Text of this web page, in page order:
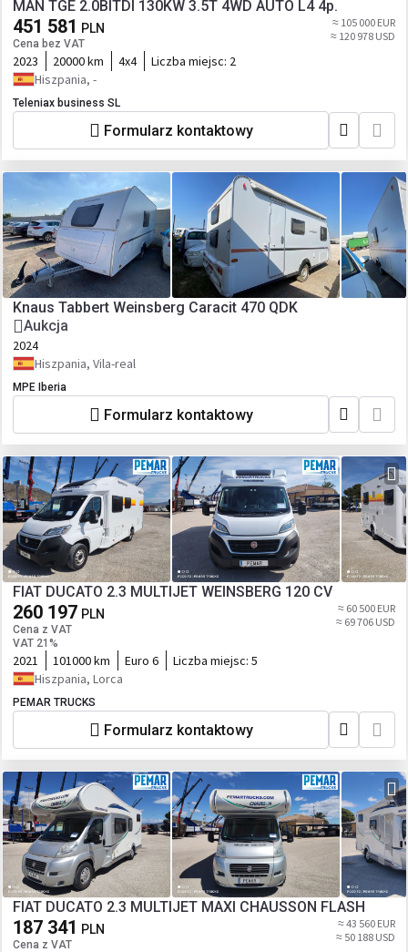
MAN TGE 2.0BITDI 130KW 3.5T 4WD AUTO L4 4p.
451 581 PLN
Cena bez VAT
≈ 105 000 EUR
≈ 120 978 USD
2023 20000 km 4x4 Liczba miejsc: 2
Hiszpania, -
Teleniax business SL
Formularz kontaktowy
Knaus Tabbert Weinsberg Caracit 470 QDK
Aukcja
2024
Hiszpania, Vila-real
MPE Iberia
Formularz kontaktowy
FIAT DUCATO 2.3 MULTIJET WEINSBERG 120 CV
260 197 PLN
Cena z VAT
VAT 21%
≈ 60 500 EUR
≈ 69 706 USD
2021 101000 km Euro 6 Liczba miejsc: 5
Hiszpania, Lorca
PEMAR TRUCKS
Formularz kontaktowy
FIAT DUCATO 2.3 MULTIJET MAXI CHAUSSON FLASH
187 341 PLN
Cena z VAT
≈ 43 560 EUR
≈ 50 188 USD